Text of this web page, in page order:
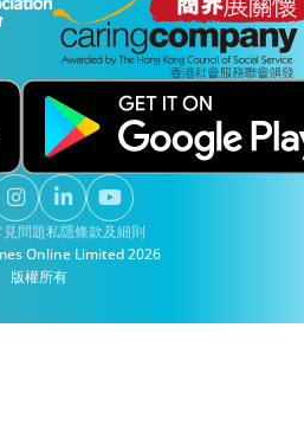
Online Limited 2026
版權所有
見問題私隱條款及細則